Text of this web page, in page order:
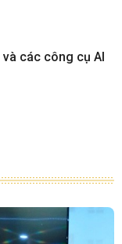
các công cụ AI